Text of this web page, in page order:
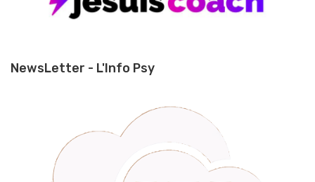
NewsLetter - L'Info Psy